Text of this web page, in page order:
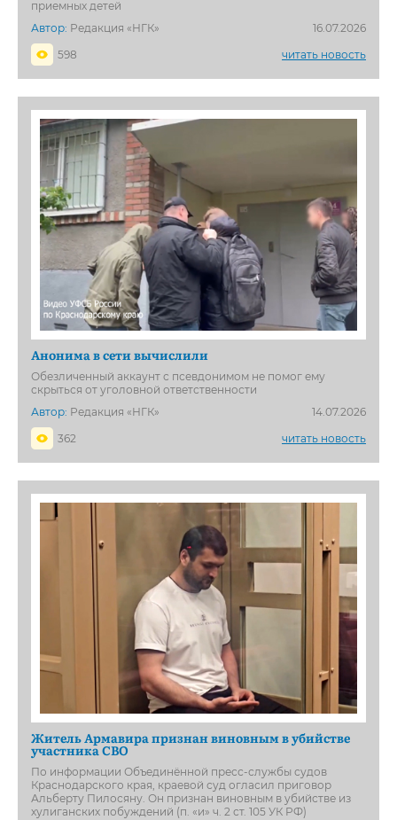
приемных детей
Автор: Редакция «НГК»
16.07.2026
598
читать новость
Анонима в сети вычислили
Обезличенный аккаунт с псевдонимом не помог ему
скрыться от уголовной ответственности
Автор: Редакция «НГК»
14.07.2026
362
читать новость
Житель Армавира признан виновным в убийстве
участника СВО
По информации Объединённой пресс-службы судов
Краснодарского края, краевой суд огласил приговор
Альберту Пилосяну. Он признан виновным в убийстве из
хулиганских побуждений (п. «и» ч. 2 ст. 105 УК РФ)